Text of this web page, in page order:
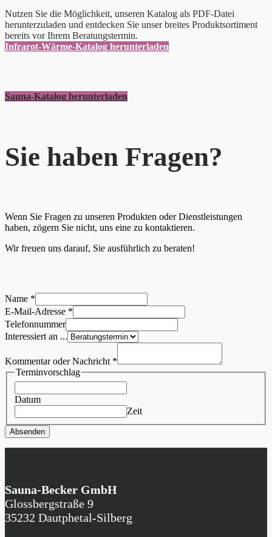
Nutzen Sie die Möglichkeit, unseren Katalog als PDF-Datei
herunterzuladen und entdecken Sie unser breites Produktsortiment
bereits vor Ihrem Beratungstermin.
Infrarot-Wärme-Katalog herunterladen
Sauna-Katalog herunterladen
Sie haben Fragen?
Wenn Sie Fragen zu unseren Produkten oder Dienstleistungen
haben, zögern Sie nicht, uns eine zu kontaktieren.
Wir freuen uns darauf, Sie ausführlich zu beraten!
Name *
Kommentar
oder
Interessiert
E-Mail-Adresse *
Telefonnummer
Interessiert an ...
Kommentar oder Nachricht *
Terminvorschlag
Datum
Zeit
Absenden
Sauna-Becker GmbH
Glossbergstraße 9
35232 Dautphetal-Silberg